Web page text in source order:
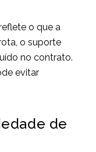
o que a
o suporte
no contrato.
evitar
de